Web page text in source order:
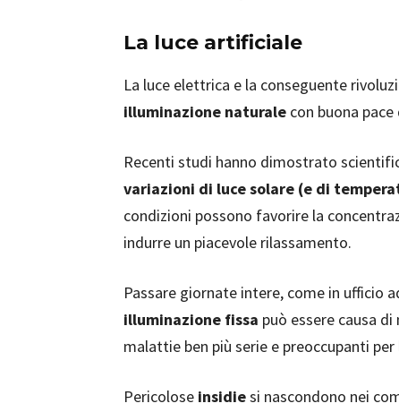
La luce artificiale
La luce elettrica e la conseguente
illuminazione naturale con buona
Recenti studi hanno dimostrato
variazioni di luce solare (e di
condizioni possono favorire la
indurre un piacevole rilassamento.
Passare giornate intere, come in ufficio
illuminazione fissa può essere causa
malattie ben più serie e preoccupanti
Pericolose insidiesi nascondono nei